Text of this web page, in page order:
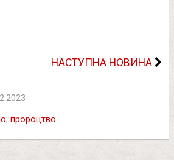
НАСТУПНА НОВИНА
, пророцтво